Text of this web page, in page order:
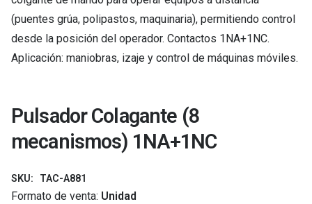
(puentes grúa, polipastos, maquinaria), permitiendo control
desde la posición del operador. Contactos 1NA+1NC.
Aplicación: maniobras, izaje y control de máquinas móviles.
Pulsador Colagante (8
mecanismos) 1NA+1NC
SKU: TAC-A881
Formato de venta: Unidad